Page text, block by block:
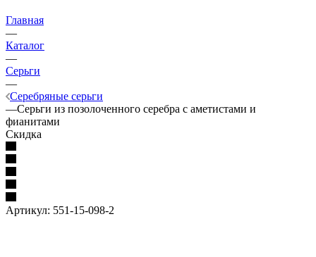
Главная
—
Каталог
—
Серьги
—
Серебряные серьги
—Серьги из позолоченного серебра с аметистами и
фианитами
Скидка
Артикул: 551-15-098-2